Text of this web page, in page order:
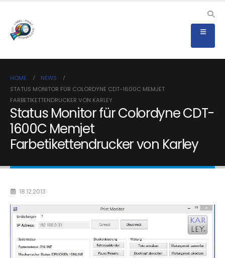
HOME
NEWS
STATUS MONITOR FÜR COLORDYNE CDT-1600C MEMJET
FARBETIKETTENDRUCKER VON KARLEY
Status Monitor für Colordyne CDT-
1600C Memjet
Farbetikettendrucker von Karley
18.12.2013